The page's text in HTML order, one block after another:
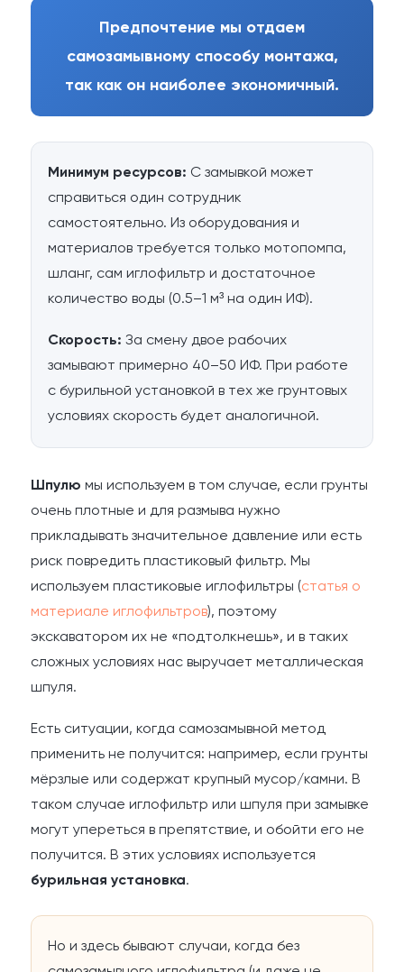
Предпочтение мы отдаем
самозамывному способу монтажа,
так как он наиболее экономичный.
Минимум ресурсов: С замывкой может
справиться один сотрудник
самостоятельно. Из оборудования и
материалов требуется только мотопомпа,
шланг, сам иглофильтр и достаточное
количество воды (0.5–1 м³ на один ИФ).
Скорость: За смену двое рабочих
замывают примерно 40–50 ИФ. При работе
с бурильной установкой в тех же грунтовых
условиях скорость будет аналогичной.
Шпулю мы используем в том случае, если грунты
очень плотные и для размыва нужно
прикладывать значительное давление или есть
риск повредить пластиковый фильтр. Мы
используем пластиковые иглофильтры (статья о
материале иглофильтров), поэтому
экскаватором их не «подтолкнешь», и в таких
сложных условиях нас выручает металлическая
шпуля.
Есть ситуации, когда самозамывной метод
применить не получится: например, если грунты
мёрзлые или содержат крупный мусор/камни. В
таком случае иглофильтр или шпуля при замывке
могут упереться в препятствие, и обойти его не
получится. В этих условиях используется
бурильная установка.
Но и здесь бывают случаи, когда без